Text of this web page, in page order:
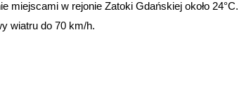
miejscami w rejonie Zatoki Gdańskiej około 24°C.
wiatru do 70 km/h.